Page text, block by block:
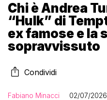
Chi è Andrea
“Hulk” di
ex famose e la
sopravvissuto
Condividi
Fabiano Minacci 02/07/2026